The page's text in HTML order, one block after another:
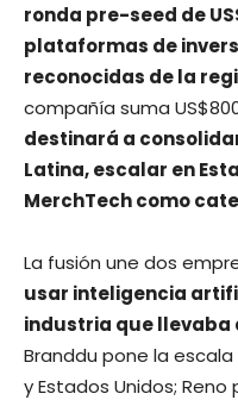
ronda pre-seed de
plataformas de
reconocidas de la
compañía suma
destinará a
Latina, escalar en
MerchTech como
La fusión une dos
usar inteligencia
industria que llevaba
Branddu pone la
y Estados Unidos; Reno